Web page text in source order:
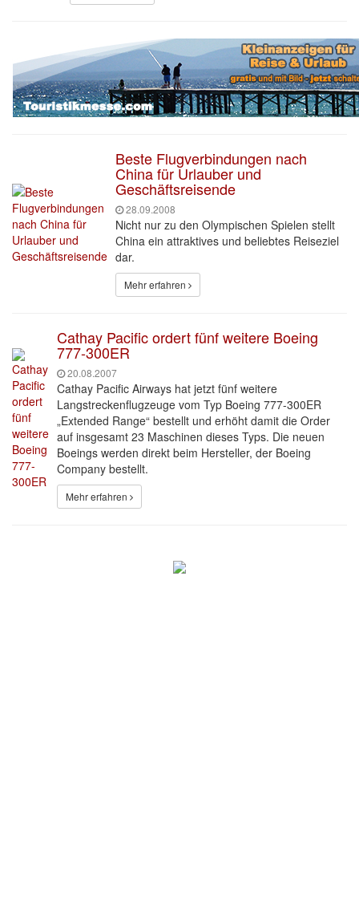
Beste Flugverbindungen nach
China für Urlauber und
Geschäftsreisende
28.09.2008
Nicht nur zu den Olympischen Spielen stellt
China ein attraktives und beliebtes Reiseziel
dar.
Mehr erfahren
Cathay Pacific ordert fünf weitere Boeing
777-300ER
20.08.2007
Cathay Pacific Airways hat jetzt fünf weitere
Langstreckenflugzeuge vom Typ Boeing 777-300ER
„Extended Range“ bestellt und erhöht damit die Order
auf insgesamt 23 Maschinen dieses Typs. Die neuen
Boeings werden direkt beim Hersteller, der Boeing
Company bestellt.
Mehr erfahren